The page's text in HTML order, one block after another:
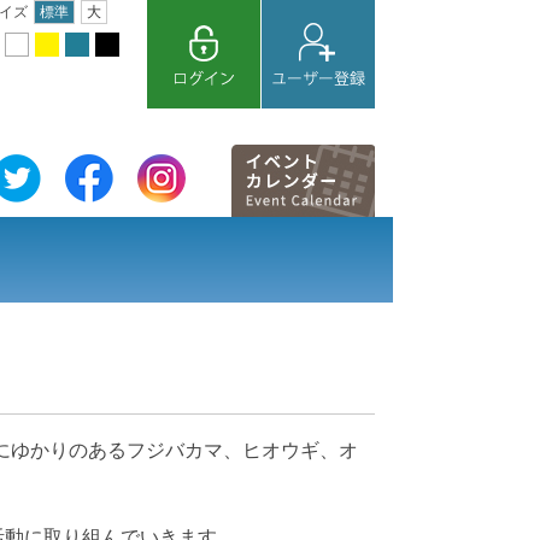
ズ 標準 大
かりのあるフジバカマ、ヒオウギ、オ